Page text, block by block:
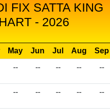
FIX SATTA KING
- 2026
May Jun Jul Aug
Sep
-- -- -- -- --
-- -- -- -- --